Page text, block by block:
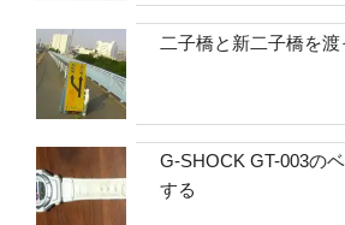
二子橋と新二子橋を渡
G-SHOCK GT-003の
する